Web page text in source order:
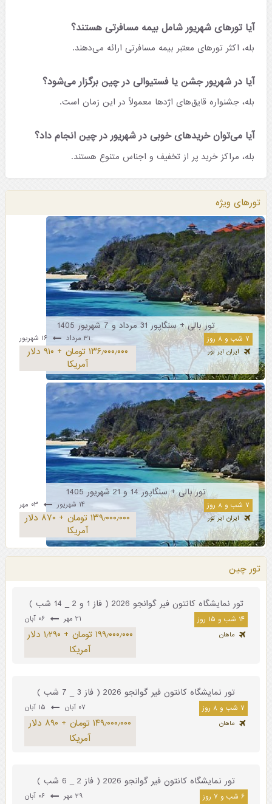
آیا تورهای شهریور شامل بیمه مسافرتی هستند؟
بله، اکثر تورهای معتبر بیمه مسافرتی ارائه می‌دهند.
آیا در شهریور جشن یا فستیوالی در چین برگزار می‌شود؟
بله، جشنواره قایق‌های اژدها معمولاً در این زمان است.
آیا می‌توان خریدهای خوبی در شهریور در چین انجام داد؟
بله، مراکز خرید پر از تخفیف و اجناس متنوع هستند.
تورهای ویژه
تور بالی + سنگاپور 31 مرداد و 7 شهریور 1405
۷ شب و ۸ روز ۳۱ مرداد ۱۶ شهریور
ایران ایر تور
۱۳۶٫۰۰۰٫۰۰۰ تومان + ۹۱۰ دلار
آمریکا
تور بالی + سنگاپور 14 و 21 شهریور 1405
۷ شب و ۸ روز ۱۴ شهریور
ایران ایر تور
۱۳۹٫۰۰۰٫۰۰۰ تومان + ۸۷۰ دلار
آمریکا
تور چین
تور نمایشگاه کانتون فیر گوانجو 2026 ( فاز 1 و 2 _ 14 شب )
۱۴ شب و ۱۵ روز ۲۱ مهر ۰۶ آبان
ماهان
۱۹۹٫۰۰۰٫۰۰۰ تومان + ۱٫۲۹۰ دلار
آمریکا
تور نمایشگاه کانتون فیر گوانجو 2026 ( فاز 3 _ 7 شب )
۷ شب و ۸ روز ۰۷ آبان
ماهان
۱۴۹٫۰۰۰٫۰۰۰ تومان + ۸۹۰ دلار
آمریکا
تور نمایشگاه کانتون فیر گوانجو 2026 ( فاز 2 _ 6 شب )
۶ شب و ۷ روز ۲۹ مهر ۰۶ آبان